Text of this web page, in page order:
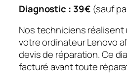
Diagnostic : 39€ (sauf
Nos techniciens
votre ordinateur Lenovo
devis de réparation. Ce
facturé avant toute